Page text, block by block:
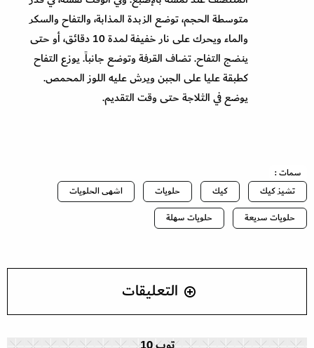
متوسطة الحجم، توضع الزبدة المذابة، والتفاح والسكر
والماء ويحرك على نار خفيفة لمدة 10 دقائق، أو حتى
ينضج التفاح. تضاف القرفة وتوضع جانباً. يوزع التفاح
كطبقة عليا على الجبن ويرش عليه اللوز المحمص.
يوضع في الثلاجة حتى وقت التقديم.
سمات :
تشيز كيك
كيك حلويات
اشهى الحلويات
حلويات سريعة
حلويات سهلة
التعليقات